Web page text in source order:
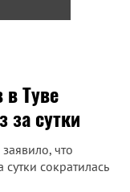
Туве
за сутки
что
сократилась